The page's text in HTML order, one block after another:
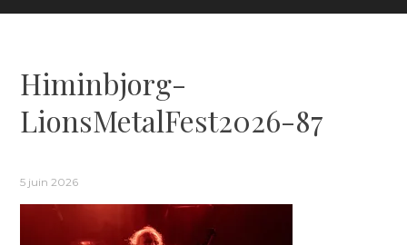
Himinbjorg-
LionsMetalFest2026-87
5 juin 2026